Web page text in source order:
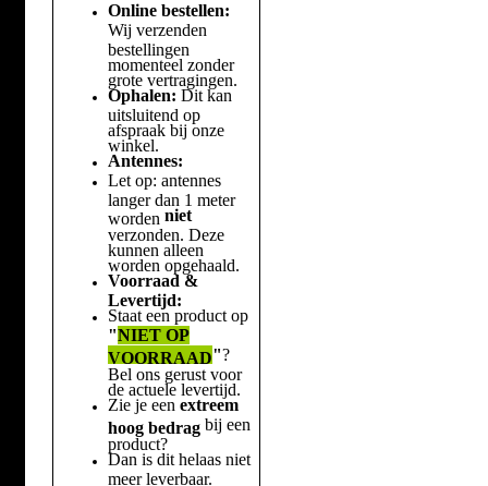
Online bestellen:
Wij verzenden
bestellingen
momenteel zonder
grote vertragingen.
Ophalen: Dit kan
uitsluitend op
afspraak bij onze
winkel.
Antennes:
Let op: antennes
langer dan 1 meter
worden niet
verzonden. Deze
kunnen alleen
worden opgehaald.
Voorraad &
Levertijd:
Staat een product op
"NIET OP
VOORRAAD"?
Bel ons gerust voor
de actuele levertijd.
Zie je een extreem
hoog bedragbij een
product?
Dan is dit helaas niet
meer leverbaar.